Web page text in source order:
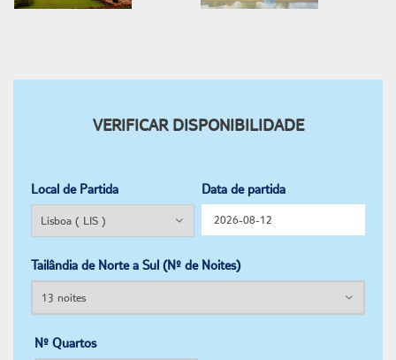
VERIFICAR DISPONIBILIDADE
Local de Partida Data de partida
Tailândia de Norte a Sul (Nº de Noites)
Nº Quartos